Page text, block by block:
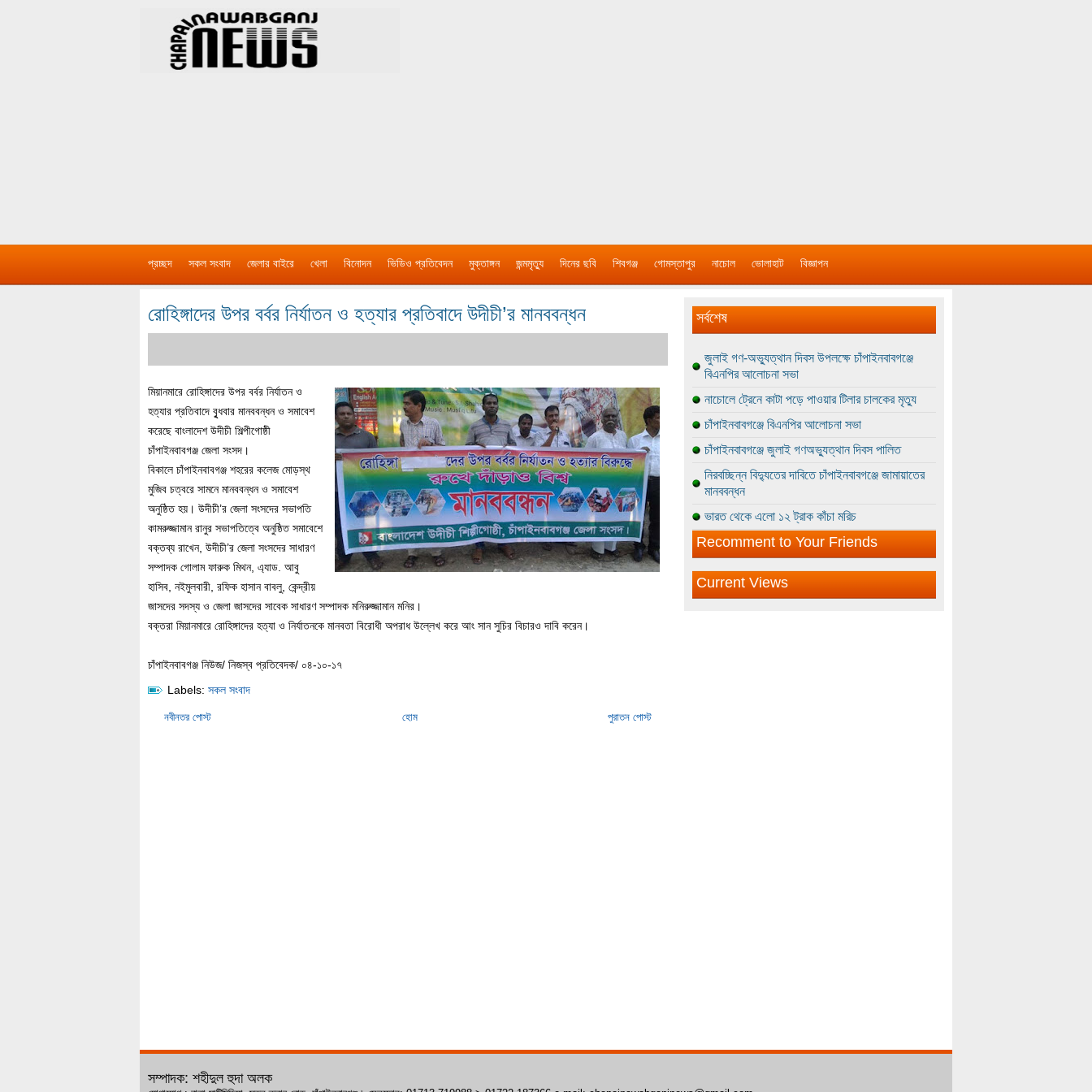
প্রচ্ছদ সকল সংবাদ জেলার বাইরে খেলা বিনোদন ভিডিও প্রতিবেদন মুক্তাঙ্গন জন্মমৃত্যু দিনের ছবি শিবগঞ্জ গোমস্তাপুর নাচোল ভোলাহাট বিজ্ঞাপন
রোহিঙ্গাদের উপর বর্বর নির্যাতন ও হত্যার প্রতিবাদে উদীচী’র মানববন্ধন
মিয়ানমারে রোহিঙ্গাদের উপর বর্বর নির্যাতন ও
হত্যার প্রতিবাদে বুৃধবার মানববন্ধন ও সমাবেশ
করেছে বাংলাদেশ উদীচী শিল্পীগোষ্ঠী
চাঁপাইনবাবগঞ্জ জেলা সংসদ।
বিকালে চাঁপাইনবাবগঞ্জ শহরের কলেজ মোড়স্থ
মুজিব চত্বরে সামনে মানববন্ধন ও সমাবেশ
অনুষ্ঠিত হয়। উদীচী’র জেলা সংসদের সভাপতি
কামরুজ্জামান রানুর সভাপতিত্বে অনুষ্ঠিত সমাবেশে
বক্তব্য রাখেন, উদীচী’র জেলা সংসদের সাধারণ
সম্পাদক গোলাম ফারুক মিথন, এ্যাড. আবু
হাসিব, নইমুলবারী, রফিক হাসান বাবলু, কেন্দ্রীয়
জাসদের সদস্য ও জেলা জাসদের সাবেক সাধারণ সম্পাদক মনিরুজ্জামান মনির।
বক্তরা মিয়ানমারে রোহিঙ্গাদের হত্যা ও নির্যাতনকে মানবতা বিরোধী অপরাধ উল্লেখ করে আং সান সুচির বিচারও দাবি করেন।
চাঁপাইনবাবগঞ্জ নিউজ/ নিজস্ব প্রতিবেদক/ ০৪-১০-১৭
Labels: সকল সংবাদ
নবীনতর পোস্ট পুরাতন পোস্ট
হোম
সর্বশেষ
জুলাই গণ-অভ্যুত্থান দিবস উপলক্ষে চাঁপাইনবাবগঞ্জে
বিএনপির আলোচনা সভা
নাচোলে ট্রেনে কাটা পড়ে পাওয়ার টিলার চালকের মৃত্যু
চাঁপাইনবাবগঞ্জে বিএনপির আলোচনা সভা
চাঁপাইনবাবগঞ্জে জুলাই গণঅভ্যুত্থান দিবস পালিত
নিরবচ্ছিন্ন বিদ্যুতের দাবিতে চাঁপাইনবাবগঞ্জে জামায়াতের
মানববন্ধন
ভারত থেকে এলো ১২ ট্রাক কাঁচা মরিচ
Recomment to Your Friends
Current Views
সম্পাদক: শহীদুল হুদা অলক